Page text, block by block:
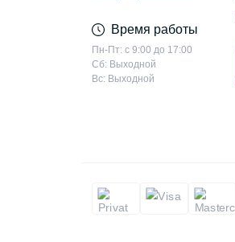
Время работы
Пн-Пт: с 9:00 до 17:00
Сб: Выходной
Вс: Выходной